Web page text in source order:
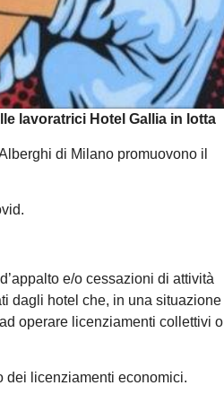
lavoratrici Hotel Gallia in lotta
di Milano promuovono il
e/o cessazioni di attività
dagli hotel che, in una situazione
operare licenziamenti collettivi o
dei licenziamenti economici.